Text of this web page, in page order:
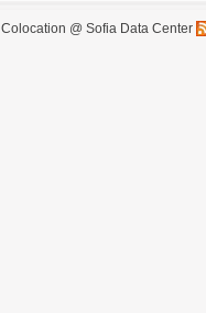
Colocation @ Sofia Data Center